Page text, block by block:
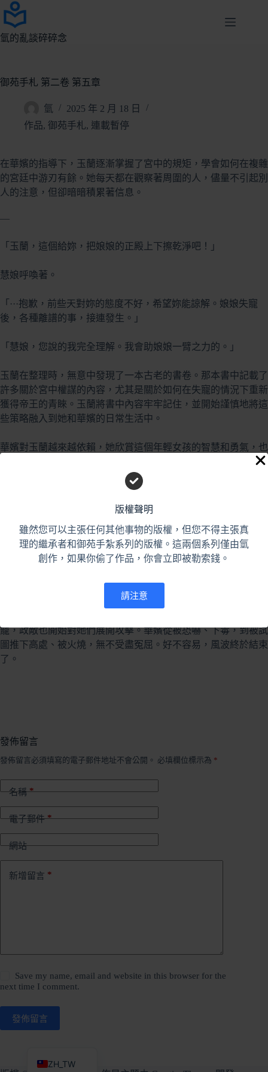
版權聲明
雖然您可以主張任何其他事物的版權，但您不得主張真
理的繼承者和御苑手紮系列的版權。這兩個系列僅由氫
創作，如果你偷了作品，你會立即被勒索錢。
請注意
至
主
容
氫的亂談碎碎念
御苑手札 第二卷 第五章
氫
2025 年 2 月 18 日
作品, 御苑手札, 連載暫停
在華嬪的指導下，玉蘭逐漸掌握了宮中的規矩，學會如何在複雜
的宮廷中游刃有餘。她每天都在觀察著周圍的人，儘量不引起別
人的注意，但卻暗暗積累著信息。
—
「玉蘭，這個給妳，把娘娘的正殿上下擦乾淨吧！」
慧娘呼喚著。
「···抱歉，前些天對妳的態度不好，希望妳能諒解。娘娘失寵
後，各種離譜的事，接連發生。」
「慧娘，您說的我完全理解。我會助娘娘一臂之力的。」
玉蘭在整理時，無意中發現了一本古老的書卷。那本書中記載了
許多關於宮中權謀的內容，尤其是關於如何在失寵的情況下重新
獲得帝王的青睞。玉蘭將書中內容牢牢記住，並開始謹慎地將這
些策略融入到她和華嬪的日常生活中。
華嬪對玉蘭越來越依賴，她欣賞這個年輕女孩的智慧和勇氣，也
感激她在這段困難時期中的陪伴。有一天，華嬪突然對玉蘭說：
「玉蘭姑娘，我雖然不知你的身世，但我看得出你並非普通人家
的孩子。若有一天，你找到了自己的根源，一定要記得今日的這
隨著玉蘭的策劃逐漸奏效，華嬪開始在宮中重新獲得一些注意。
他嬪妃開始注意到這位曾經被冷落的女子。
寵，政敵也開始對她們展開攻擊。華嬪從被恐嚇、下毒，到被試
圖推下高處、被火燒，無不受盡冤屈。好不容易，風波終於結束
了。
發佈留言
發佈留言必須填寫的電子郵件地址不會公開。 必填欄位標示為 *
名稱*
電子郵件*
網站
新增留言 *
Save my name, email and website in this browser for the
next time I comment.
發佈留言
ZH_TW